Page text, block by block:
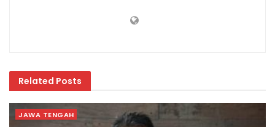
Related Posts
JAWA TENGAH